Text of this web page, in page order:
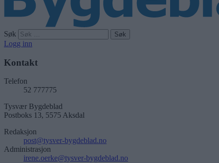
Søk
Logg inn
Kontakt
Telefon
52 777775
Tysvær Bygdeblad
Postboks 13, 5575 Aksdal
Redaksjon
post@tysver-bygdeblad.no
Administrasjon
irene.oerke@tysver-bygdeblad.no